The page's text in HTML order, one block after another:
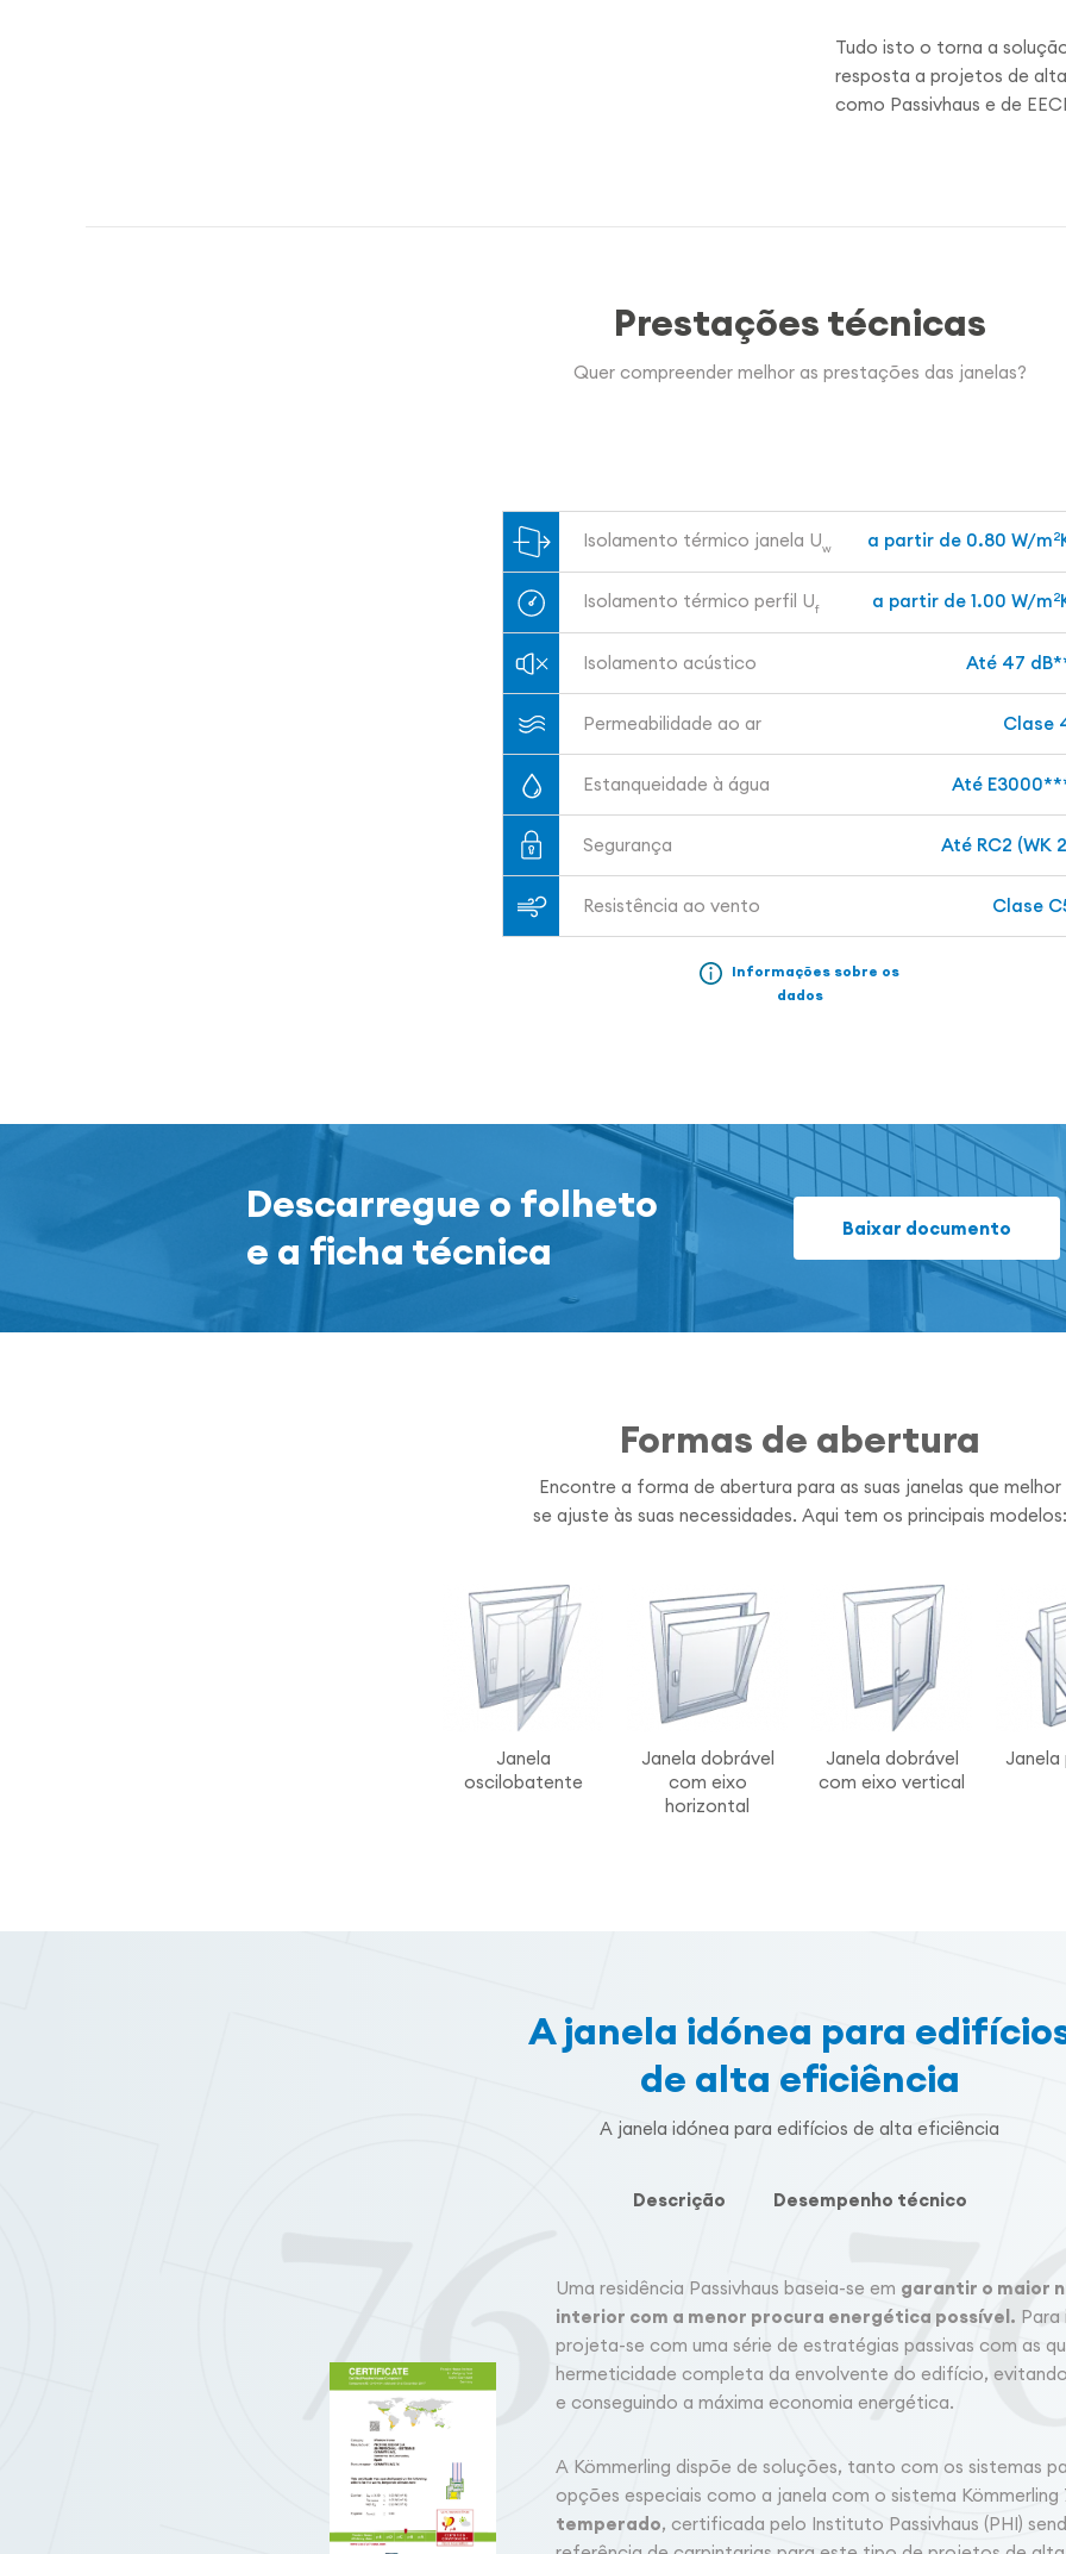
Tudo isto o torna a
resposta a projetos de
como Passivhaus e de
Prestações técnicas
Quer compreender melhor as prestações das janelas?
Isolamento térmico janela Uw a partir de 0.80 W/m2
Isolamento térmico perfil Uf a partir de 1.00 W/m2
Isolamento acústico Até 47
Permeabilidade ao ar Clase
Estanqueidade à água Até
Segurança Até RC2 (WK
Resistência ao vento Clase
Informações sobre os
dados
Descarregue o folheto
e a ficha técnica
Baixar documento
Formas de abertura
Encontre a forma de abertura para as suas janelas que melhor
se ajuste às suas necessidades. Aqui tem os principais modelos:
Janela
oscilobatente
Janela dobrável
com eixo
horizontal
Janela dobrável
com eixo vertical
A janela idónea para
de alta eficiência
A janela idónea para edifícios de alta eficiência
Descrição Desempenho técnico
Uma residência Passivhaus baseia-se em garantir o maior
interior com a menor procura energética possível.
projeta-se com uma série de estratégias passivas com as
hermeticidade completa da envolvente do edifício,
e conseguindo a máxima economia energética.
A Kömmerling dispõe de soluções, tanto com os sistemas
opções especiais como a janela com o sistema Kömmerling
temperado, certificada pelo Instituto Passivhaus (PHI)